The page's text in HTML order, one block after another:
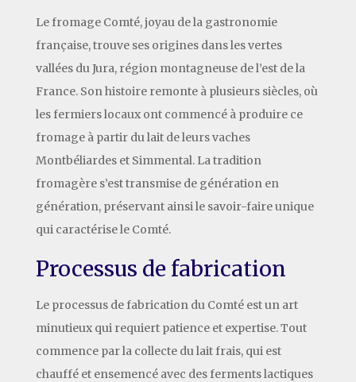
Le fromage Comté, joyau de la gastronomie
française, trouve ses origines dans les vertes
vallées du Jura, région montagneuse de l’est de la
France. Son histoire remonte à plusieurs siècles, où
les fermiers locaux ont commencé à produire ce
fromage à partir du lait de leurs vaches
Montbéliardes et Simmental. La tradition
fromagère s’est transmise de génération en
génération, préservant ainsi le savoir-faire unique
qui caractérise le Comté.
Processus de fabrication
Le processus de fabrication du Comté est un art
minutieux qui requiert patience et expertise. Tout
commence par la collecte du lait frais, qui est
chauffé et ensemencé avec des ferments lactiques